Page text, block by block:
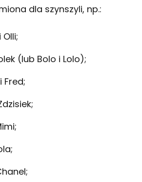
dla szynszyli, np.:
(lub Bolo i Lolo);
Fred;